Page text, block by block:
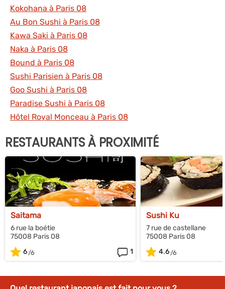
Kokohana à Paris 08
Au Bon Sushi à Paris 08
Kawa Saki à Paris 08
Naka à Paris 08
Bound à Paris 08
Sushi Parisien à Paris 08
Goo Sushi à Paris 08
Paradise Sushi à Paris 08
Hôtel Royal Monceau à Paris 08
RESTAURANTS À PROXIMITÉ
Saitama
6 rue la boétie
75008 Paris 08
6
1
Sushi Ku
7 rue de castellane
75008 Paris 08
4.6